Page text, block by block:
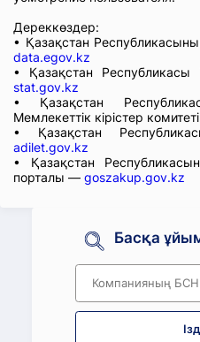
Дереккөздер:
• Қазақстан
data.egov.kz
• Қазақстан
stat.gov.kz
• Қазақстан
Мемлекеттік кірістер
• Қазақстан
adilet.gov.kz
• Қазақстан
порталы — goszakup.gov.kz
Басқа